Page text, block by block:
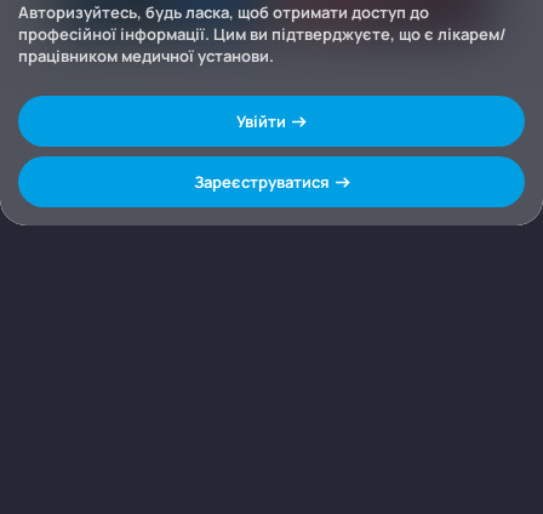
Авторизуйтесь, будь ласка, щоб отримати доступ до
професійної інформації. Цим ви підтверджуєте, що є лікарем/
працівником медичної установи.
Увійти
Зареєструватися